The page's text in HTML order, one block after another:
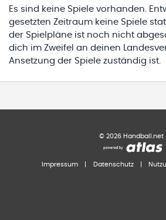
Es sind keine Spiele vorhanden.
gesetzten Zeitraum keine Spiele
der Spielpläne ist noch nicht
dich im Zweifel an deinen
Ansetzung der Spiele zuständig ist.
© 2026 Handball.net
Impressum Datenschutz